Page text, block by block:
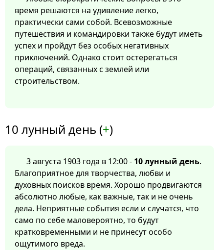
время решаются на удивление легко,
практически сами собой. Всевозможные
путешествия и командировки также будут иметь
успех и пройдут без особых негативных
приключений. Однако стоит остерегаться
операций, связанных с землей или
строительством.
10 лунный день (+)
3 августа 1903 года в 12:00 - 10 лунный день.
Благоприятное для творчества, любви и
духовных поисков время. Хорошо продвигаются
абсолютно любые, как важные, так и не очень
дела. Неприятные события если и случатся, что
само по себе маловероятно, то будут
кратковременными и не принесут особо
ощутимого вреда.